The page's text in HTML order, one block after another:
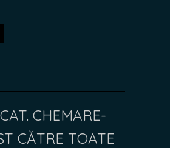
CHEMARE-
CĂTRE TOATE